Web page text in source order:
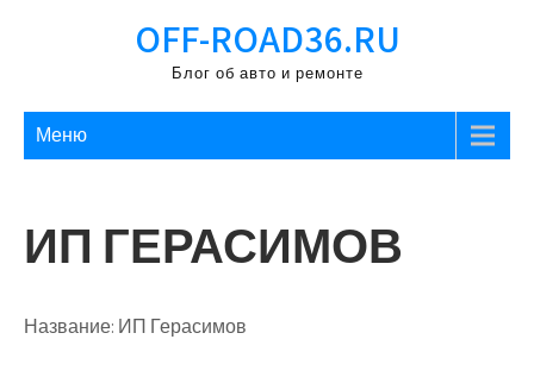
OFF-ROAD36.RU
Блог об авто и ремонте
Меню
ИП ГЕРАСИМОВ
Название: ИП Герасимов